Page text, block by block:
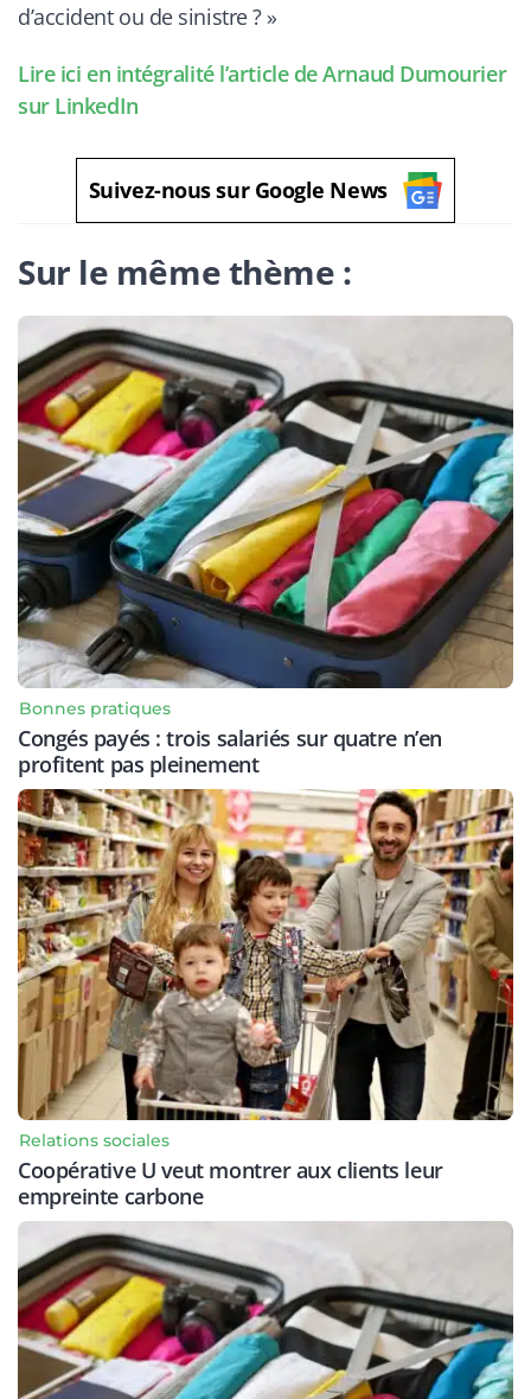
d’accident ou de sinistre ? »
Lire ici en intégralité l’article de Arnaud Dumourier
sur LinkedIn
Suivez-nous sur Google News
Sur le même thème :
Bonnes pratiques
Congés payés : trois salariés sur quatre n’en
profitent pas pleinement
Relations sociales
Coopérative U veut montrer aux clients leur
empreinte carbone